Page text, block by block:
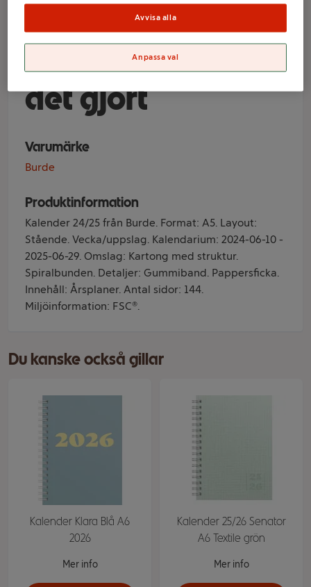
Kalender 24/25 Få
det gjort
Varumärke
Burde
Produktinformation
Kalender 24/25 från Burde. Format: A5. Layout:
Stående. Vecka/uppslag. Kalendarium: 2024-06-10 -
2025-06-29. Omslag: Kartong med struktur.
Spiralbunden. Detaljer: Gummiband. Pappersficka.
Innehåll: Årsplaner. Antal sidor: 144.
Miljöinformation: FSC®.
Du kanske också gillar
Kalender Klara Blå A6
2026
Mer info
Kalender 25/26 Senator
A6 Textile grön
Mer info
Avvisa alla
Anpassa val